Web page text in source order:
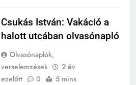
Csukás István: Vakáció a
halott utcában olvasónapló
Olvasónaplók,
verselemzések
2 év
ezelőtt
0 5 mins
KI TALÁLTA FEL
Kik voltak a három királyok?